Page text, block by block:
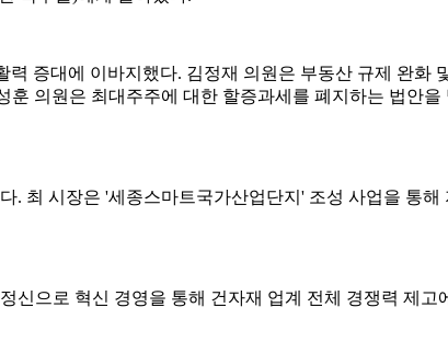
증대에 이바지했다. 김정재 의원은 부동산 규제 완화
의원은 최대주주에 대한 할증과세를 폐지하는 법안
. 최 시장은 '세종스마트국가산업단지' 조성 사업을 통
신으로 혁신 경영을 통해 건자재 업계 전체 경쟁력 제